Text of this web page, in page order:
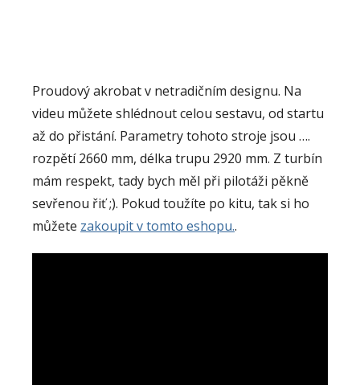
Proudový akrobat v netradičním designu. Na
videu můžete shlédnout celou sestavu, od startu
až do přistání. Parametry tohoto stroje jsou ….
rozpětí 2660 mm, délka trupu 2920 mm. Z turbín
mám respekt, tady bych měl při pilotáži pěkně
sevřenou řiť ;). Pokud toužíte po kitu, tak si ho
můžete zakoupit v tomto eshopu..